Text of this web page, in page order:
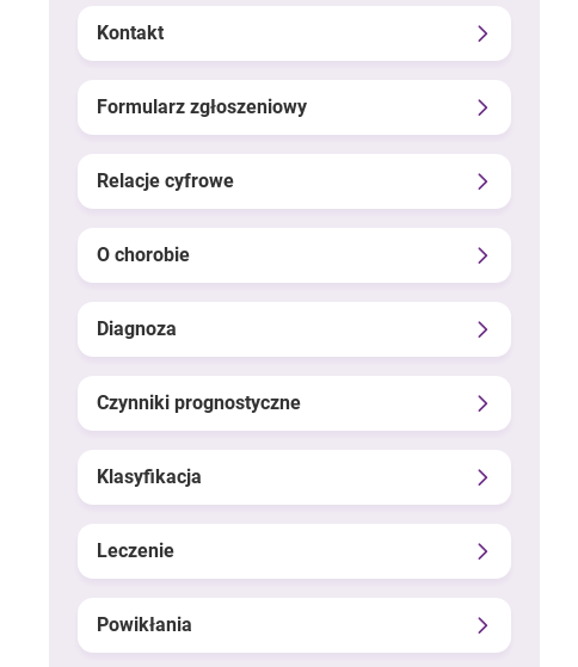
Kontakt
Formularz zgłoszeniowy
Relacje cyfrowe
O chorobie
Diagnoza
Czynniki prognostyczne
Klasyfikacja
Leczenie
Powikłania